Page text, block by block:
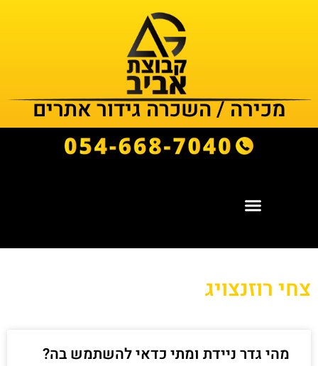
מכירה / השכרה גידור אתרים
צחי רוזנצויג
מהי גדר ניידת ומתי כדאי להשתמש בה?